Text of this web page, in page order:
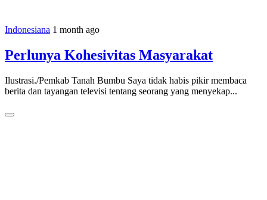
Indonesiana 1 month ago
Perlunya Kohesivitas Masyarakat
Ilustrasi./Pemkab Tanah Bumbu Saya tidak habis pikir membaca
berita dan tayangan televisi tentang seorang yang menyekap...